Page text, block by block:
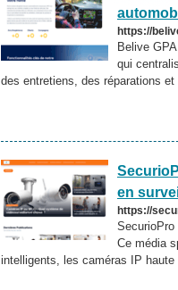
https://
Belive
qui
des entretiens, des réparations
en
https://
Ce média
intelligents, les caméras IP